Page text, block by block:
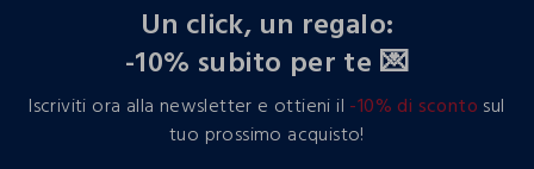
Un click, un regalo:
-10% subito per te 💌
Iscriviti ora alla newsletter e ottieni il -10% di sconto sul
tuo prossimo acquisto!